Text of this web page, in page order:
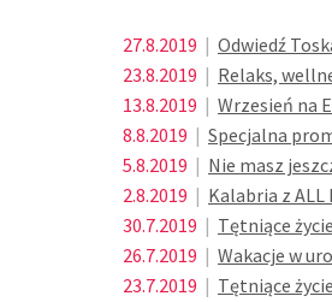
27.8.2019 | Odwiedź
23.8.2019 | Relaks,
13.8.2019 | Wrzesień na
8.8.2019 | Specjalna
5.8.2019 | Nie masz
2.8.2019 | Kalabria z ALL
30.7.2019 | Tętniące
26.7.2019 | Wakacje w
23.7.2019 | Tętniące